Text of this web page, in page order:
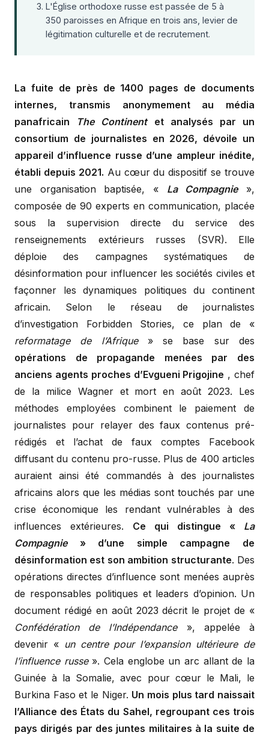
L'Église orthodoxe russe est passée de 5 à
350 paroisses en Afrique en trois ans, levier de
légitimation culturelle et de recrutement.
La fuite de près de 1400 pages de documents
internes, transmis anonymement au média
panafricain
The Continentet analysés par un
consortium de journalistes en 2026, dévoile un
appareil d’influence russe d’une ampleur inédite,
établi depuis 2021. Au cœur du dispositif se trouve
une organisation baptisée, « La Compagnie»,
composée de 90 experts en communication, placée
sous la supervision directe du service des
renseignements extérieurs russes (SVR). Elle
déploie des campagnes systématiques de
désinformation pour influencer les sociétés civiles et
façonner les dynamiques politiques du continent
africain. Selon le réseau de journalistes
d’investigation Forbidden Stories, ce plan de «
reformatage de l’Afrique» se base sur des
opérations de propagande menées par des
anciens agents proches d’Evgueni Prigojine , chef
de la milice Wagner et mort en août 2023. Les
méthodes employées combinent le paiement de
journalistes pour relayer des faux contenus pré-
rédigés et l’achat de faux comptes Facebook
diffusant du contenu pro-russe. Plus de 400 articles
auraient ainsi été commandés à des journalistes
africains alors que les médias sont touchés par une
crise économique les rendant vulnérables à des
influences extérieures. Ce qui distingue « La
Compagnie» d’une simple campagne de
désinformation est son ambition structurante. Des
opérations directes d’influence sont menées auprès
de responsables politiques et leaders d’opinion. Un
document rédigé en août 2023 décrit le projet de «
Confédération de l’Indépendance», appelée à
devenir « un centre pour l’expansion ultérieure de
l’influence russe». Cela englobe un arc allant de la
Guinée à la Somalie, avec pour cœur le Mali, le
Burkina Faso et le Niger. Un mois plus tard naissait
l’Alliance des États du Sahel, regroupant ces trois
pays dirigés par des juntes militaires à la suite de